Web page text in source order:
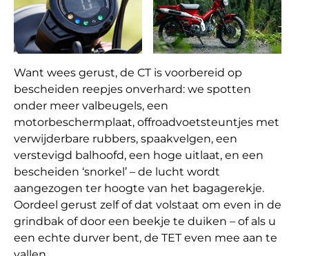
Want wees gerust, de CT is voorbereid op
bescheiden reepjes onverhard: we spotten
onder meer valbeugels, een
motorbeschermplaat, offroadvoetsteuntjes met
verwijderbare rubbers, spaakvelgen, een
verstevigd balhoofd, een hoge uitlaat, en een
bescheiden ‘snorkel’ – de lucht wordt
aangezogen ter hoogte van het bagagerekje.
Oordeel gerust zelf of dat volstaat om even in de
grindbak of door een beekje te duiken – of als u
een echte durver bent, de TET even mee aan te